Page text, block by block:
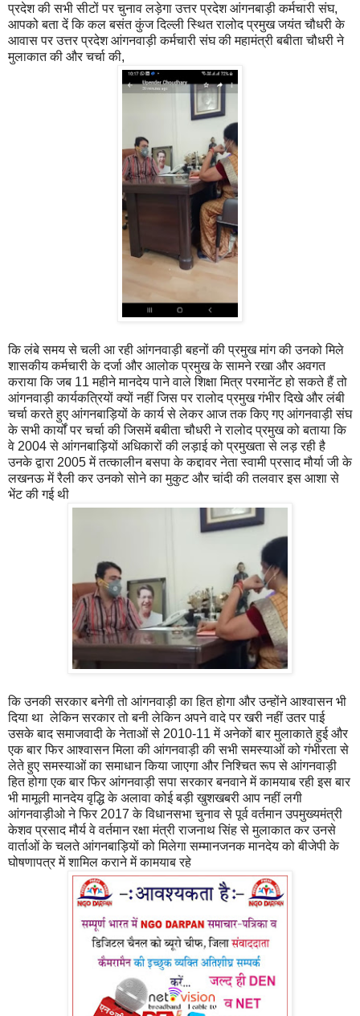
प्रदेश की सभी सीटों पर चुनाव लड़ेगा उत्तर प्रदेश आंगनबाड़ी कर्मचारी संघ,
आपको बता दें कि कल बसंत कुंज दिल्ली स्थित रालोद प्रमुख जयंत चौधरी के
आवास पर उत्तर प्रदेश आंगनवाड़ी कर्मचारी संघ की महामंत्री बबीता चौधरी ने
मुलाकात की और चर्चा की,
कि लंबे समय से चली आ रही आंगनवाड़ी बहनों की प्रमुख मांग की उनको मिले
शासकीय कर्मचारी के दर्जा और आलोक प्रमुख के सामने रखा और अवगत
कराया कि जब 11 महीने मानदेय पाने वाले शिक्षा मित्र परमानेंट हो सकते हैं तो
आंगनवाड़ी कार्यकत्रियों क्यों नहीं जिस पर रालोद प्रमुख गंभीर दिखे और लंबी
चर्चा करते हुए आंगनबाड़ियों के कार्य से लेकर आज तक किए गए आंगनवाड़ी संघ
के सभी कार्यों पर चर्चा की जिसमें बबीता चौधरी ने रालोद प्रमुख को बताया कि
वे 2004 से आंगनबाड़ियों अधिकारों की लड़ाई को प्रमुखता से लड़ रही है
उनके द्वारा 2005 में तत्कालीन बसपा के कद्दावर नेता स्वामी प्रसाद मौर्या जी के
लखनऊ में रैली कर उनको सोने का मुकुट और चांदी की तलवार इस आशा से
भेंट की गई थी
कि उनकी सरकार बनेगी तो आंगनवाड़ी का हित होगा और उन्होंने आश्वासन भी
दिया था लेकिन सरकार तो बनी लेकिन अपने वादे पर खरी नहीं उतर पाई
उसके बाद समाजवादी के नेताओं से 2010-11 में अनेकों बार मुलाकाते हुई और
एक बार फिर आश्वासन मिला की आंगनवाड़ी की सभी समस्याओं को गंभीरता से
लेते हुए समस्याओं का समाधान किया जाएगा और निश्चित रूप से आंगनवाड़ी
हित होगा एक बार फिर आंगनवाड़ी सपा सरकार बनवाने में कामयाब रही इस बार
भी मामूली मानदेय वृद्धि के अलावा कोई बड़ी खुशखबरी आप नहीं लगी
आंगनवाड़ीओ ने फिर 2017 के विधानसभा चुनाव से पूर्व वर्तमान उपमुख्यमंत्री
केशव प्रसाद मौर्य वे वर्तमान रक्षा मंत्री राजनाथ सिंह से मुलाकात कर उनसे
वार्ताओं के चलते आंगनबाड़ियों को मिलेगा सम्मानजनक मानदेय को बीजेपी के
घोषणापत्र में शामिल कराने में कामयाब रहे